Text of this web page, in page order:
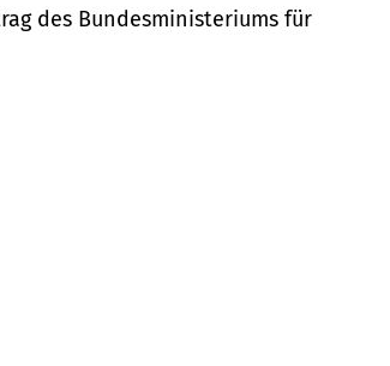
des Bundesministeriums für